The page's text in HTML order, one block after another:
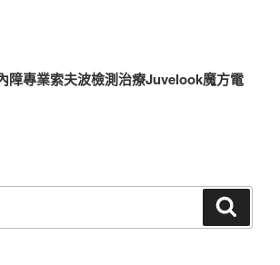
障專業索夫波檢測治療Juvelook魔方電